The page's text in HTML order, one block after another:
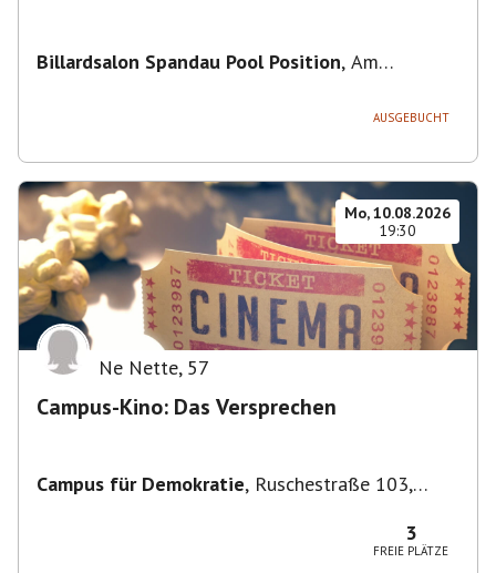
Billardsalon Spandau Pool Position, Am
AUSGEBUCHT
Mo, 10.08.2026
19:30
Ne Nette, 57
Campus-Kino: Das Versprechen
Campus für Demokratie, Ruschestraße 103,
3
FREIE PLÄTZE